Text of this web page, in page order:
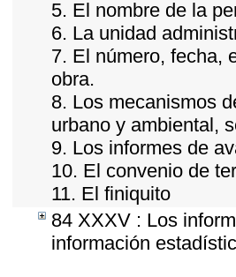
5. El nombre de la
6. La unidad
7. El número, fecha,
obra.
8. Los mecanismos
urbano y ambiental,
9. Los informes de
10. El convenio de
11. El finiquito
84 XXXV : Los
información